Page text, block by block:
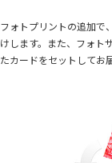
フォトプリントの追加で
けします。また、フォト
たカードをセットしてお